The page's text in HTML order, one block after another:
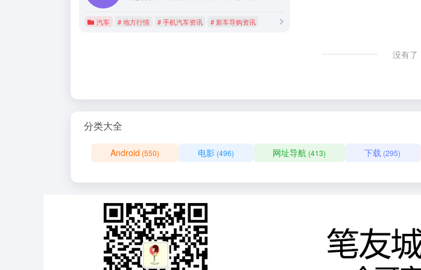
汽车 # 地方行情 # 手机汽车资讯 # 新车导购资讯
没有了
分类大全
Android (550) 电影 (496) 网址导航 (413) 下载 (295)